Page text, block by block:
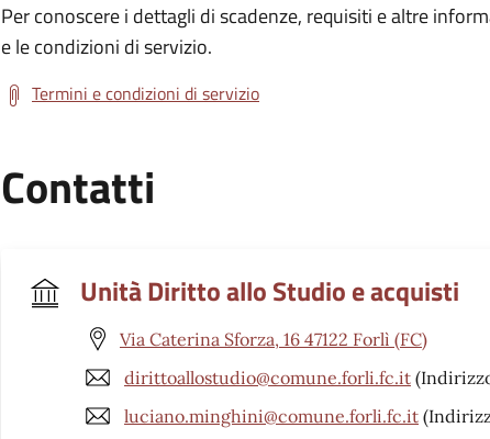
Per conoscere i dettagli di scadenze, requisiti e altre
e le condizioni di servizio.
Termini e condizioni di servizio
Contatti
Unità Diritto allo Studio e acquisti
Via Caterina Sforza, 16 47122 Forlì (FC)
dirittoallostudio@comune.forli.fc.it
luciano.minghini@comune.forli.fc.it